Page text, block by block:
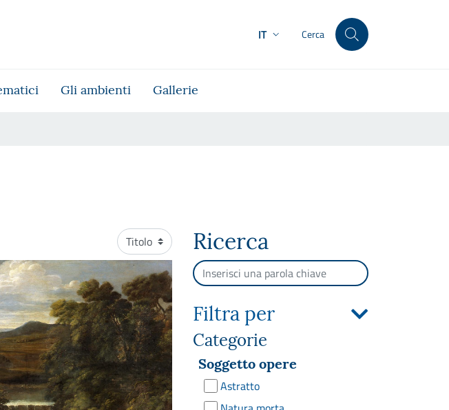
IT Cerca
Gli ambienti Gallerie
Ordinamento Ricerca
Cerca per testo
Filtra per
Categorie
Soggetto opere
Astratto